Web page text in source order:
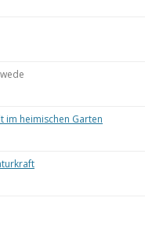
im heimischen Garten